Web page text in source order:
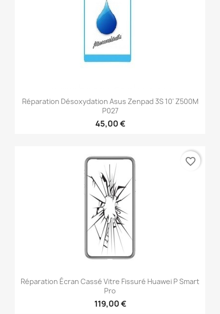
Réparation Désoxydation Asus Zenpad 3S 10' Z500M
P027
45,00 €
Réparation Écran Cassé Vitre Fissuré Huawei P Smart
Pro
119,00 €
favorite_border